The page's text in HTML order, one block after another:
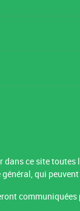
dans ce site toutes
qui
communiquées